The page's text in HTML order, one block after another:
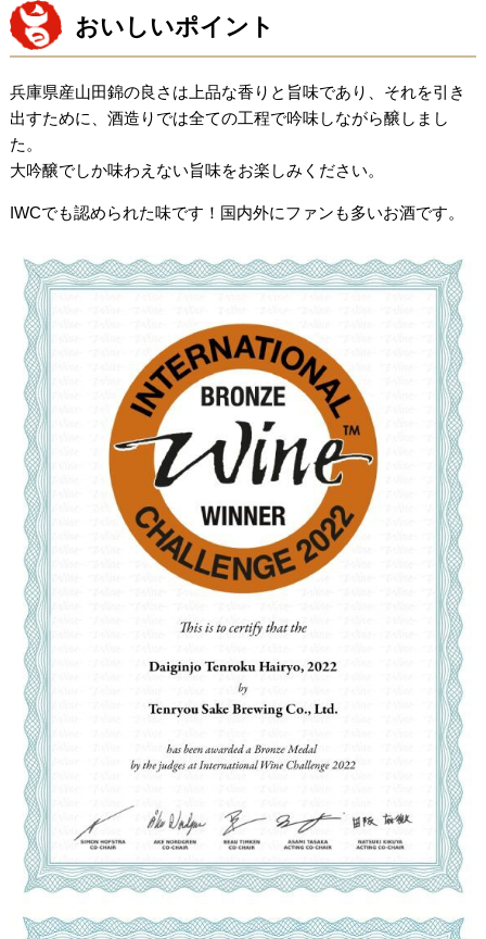
おいしいポイント
兵庫県産山田錦の良さは上品な香りと旨味であり、それを引き
出すために、酒造りでは全ての工程で吟味しながら醸しまし
た。
大吟醸でしか味わえない旨味をお楽しみください。
IWCでも認められた味です！国内外にファンも多いお酒です。